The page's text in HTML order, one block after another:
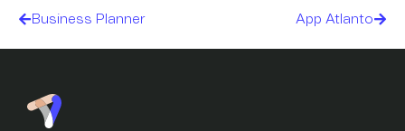
Business Planner App Atlanto